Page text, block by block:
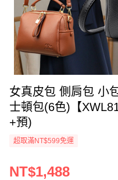
女真皮包 側肩包 小
士頓包(6色)【
+預)
超取滿NT$599免運
NT$1,488